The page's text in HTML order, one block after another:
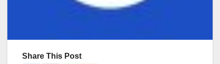
Share This Post